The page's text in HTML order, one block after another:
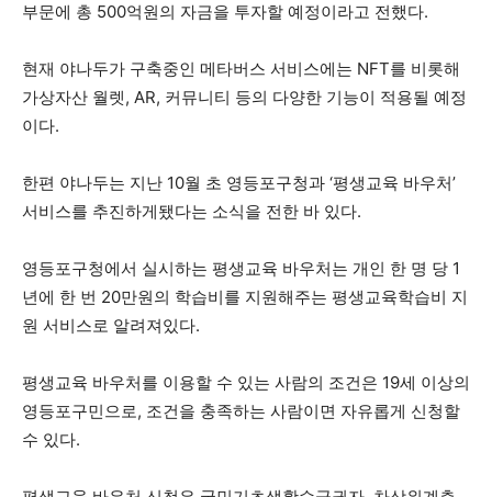
부문에 총 500억원의 자금을 투자할 예정이라고 전했다.
현재 야나두가 구축중인 메타버스 서비스에는 NFT를 비롯해
가상자산 월렛, AR, 커뮤니티 등의 다양한 기능이 적용될 예정
이다.
한편 야나두는 지난 10월 초 영등포구청과 ‘평생교육 바우처’
서비스를 추진하게됐다는 소식을 전한 바 있다.
영등포구청에서 실시하는 평생교육 바우처는 개인 한 명 당 1
년에 한 번 20만원의 학습비를 지원해주는 평생교육학습비 지
원 서비스로 알려져있다.
평생교육 바우처를 이용할 수 있는 사람의 조건은 19세 이상의
영등포구민으로, 조건을 충족하는 사람이면 자유롭게 신청할
수 있다.